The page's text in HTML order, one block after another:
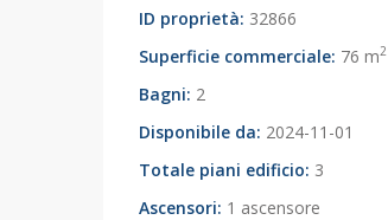
ID proprietà: 32866
Superficie commerciale: 76 m2
Bagni: 2
Disponibile da: 2024-11-01
Totale piani edificio: 3
Ascensori: 1 ascensore